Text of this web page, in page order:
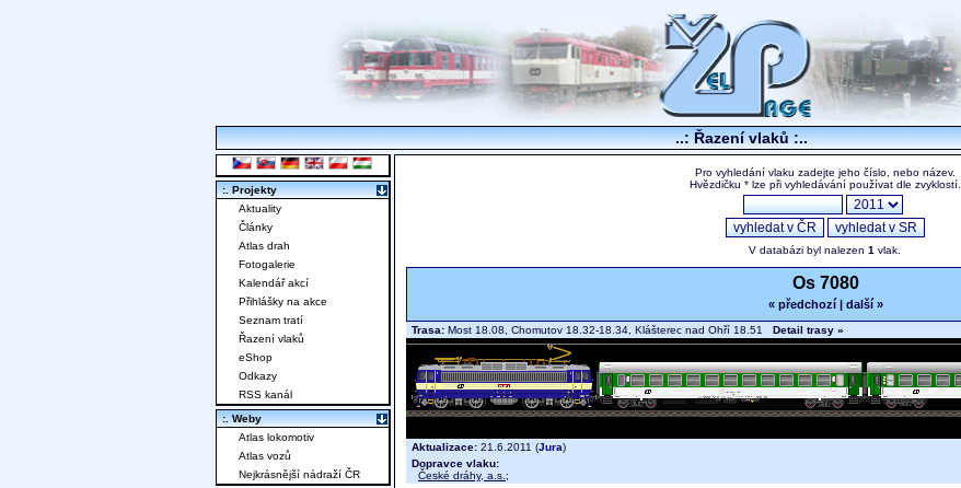
..: Řazení vlaků :..
Pro vyhledání vlaku zadejte jeho číslo, nebo název.
Hvězdičku * lze při vyhledávání používat dle zvyklostí.
V databázi byl nalezen 1 vlak.
Os 7080
« předchozí| další »
Trasa: Most 18.08, Chomutov 18.32-18.34, Klášterec nad Ohří 18.51 Detail trasy »
Aktualizace: 21.6.2011 (Jura)
Dopravce vlaku:
České dráhy, a.s. ;
:. Projekty
Aktuality
Články
Atlas drah
Fotogalerie
Kalendář akcí
Přihlášky na akce
Seznam tratí
Řazení vlaků
eShop
Odkazy
RSS kanál
:. Weby
Atlas lokomotiv
Atlas vozů
Nejkrásnější nádraží ČR